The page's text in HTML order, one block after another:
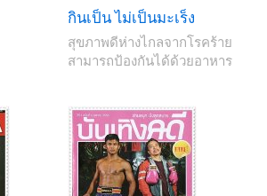
กินเป็น ไม่เป็นมะเร็ง
สุขภาพดีห่างไกลจากโรคร้าย
สามารถป้องกันได้ด้วยอาหาร